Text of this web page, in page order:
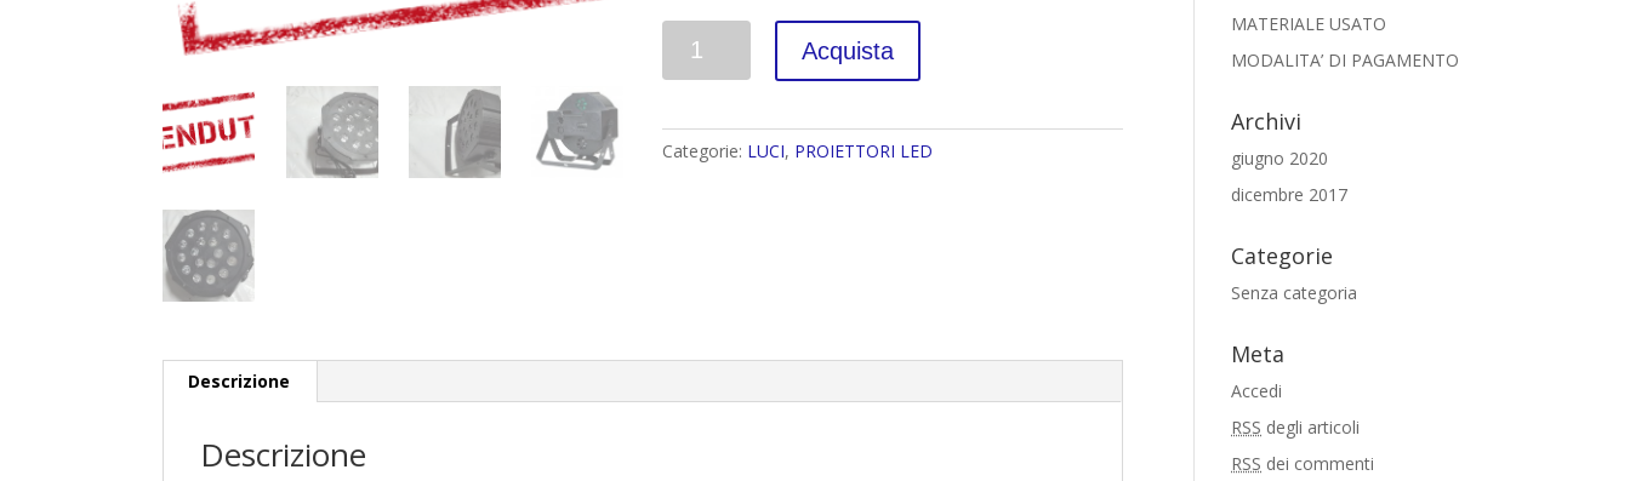
Acquista
Categorie: LUCI, PROIETTORI LED
Descrizione
Descrizione
MATERIALE USATO
MODALITA’ DI PAGAMENTO
Archivi
giugno 2020
dicembre 2017
Categorie
Senza categoria
Meta
Accedi
RSS degli articoli
RSS dei commenti